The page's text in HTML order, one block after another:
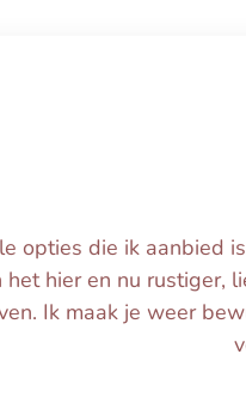
opties die ik aanbied
het hier en nu rustiger,
Ik maak je weer